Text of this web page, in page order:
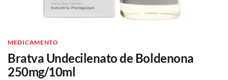
MEDICAMENTO
Bratva Undecilenato de Boldenona
250mg/10ml